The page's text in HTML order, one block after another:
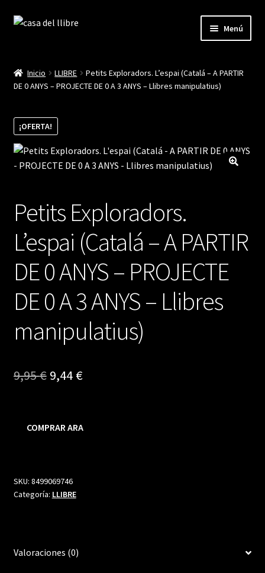
Ir
navegación
Ir
Menú
Blog
Cistella
Finalitzar compra
Inicio LLIBRE
Petits Exploradors. L’espai (Catalá – A PARTIR
DE 0 ANYS – PROJECTE DE 0 A 3 ANYS – Llibres manipulatius)
¡OFERTA!
Petits Exploradors.
L’espai (Catalá – A PARTIR
DE 0 ANYS – PROJECTE
DE 0 A 3 ANYS – Llibres
manipulatius)
9,95€ El
9,44 €El
COMPRAR ARA
SKU: 8499069746
Categoría: LLIBRE
Valoraciones (0)